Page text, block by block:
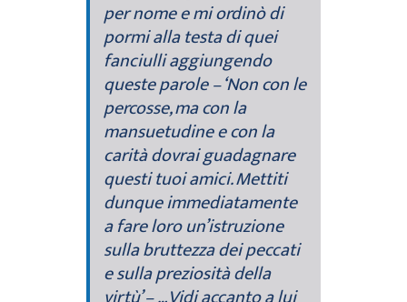
per nome e mi ordinò di
pormi alla testa di quei
fanciulli aggiungendo
queste parole – ‘Non con le
percosse, ma con la
mansuetudine e con la
carità dovrai guadagnare
questi tuoi amici. Mettiti
dunque immediatamente
a fare loro un’istruzione
sulla bruttezza dei peccati
e sulla preziosità della